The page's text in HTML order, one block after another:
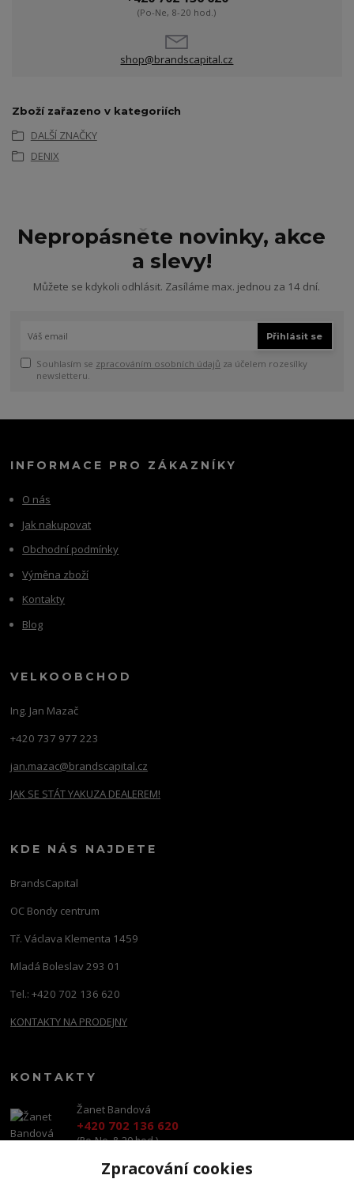
(Po-Ne, 8-20 hod.)
shop@brandscapital.cz
Zboží zařazeno v kategoriích
DALŠÍ ZNAČKY
DENIX
Nepropásněte novinky, akce
a slevy!
Můžete se kdykoli odhlásit. Zasíláme max. jednou za 14 dní.
Přihlásit se
Souhlasím se zpracováním osobních údajů za účelem rozesílky
newsletteru.
INFORMACE PRO ZÁKAZNÍKY
O nás
Jak nakupovat
Obchodní podmínky
Výměna zboží
Kontakty
Blog
VELKOOBCHOD
Ing. Jan Mazač
+420 737 977 223
jan.mazac@brandscapital.cz
JAK SE STÁT YAKUZA DEALEREM!
KDE NÁS NAJDETE
BrandsCapital
OC Bondy centrum
Tř. Václava Klementa 1459
Mladá Boleslav 293 01
Tel.: +420 702 136 620
KONTAKTY NA PRODEJNY
KONTAKTY
Žanet Bandová
+420 702 136 620
(Po-Ne, 8-20 hod.)
shop@brandscapital.cz
Zpracování cookies